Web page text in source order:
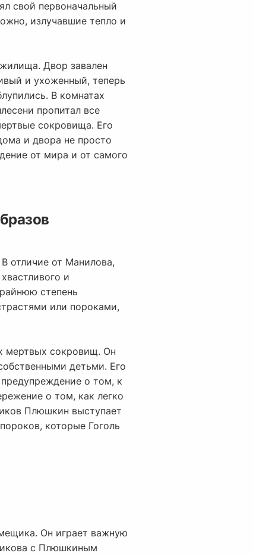
свой первоначальный
излучавшие тепло и
Двор завален
и ухоженный, теперь
В комнатах
пропитал все
сокровища. Его
и двора не просто
от мира и от самого
отличие от Манилова,
и
степень
или пороками,
мертвых сокровищ. Он
детьми. Его
о том, к
о том, как легко
Плюшкин выступает
которые Гоголь
Он играет важную
с Плюшкиным